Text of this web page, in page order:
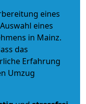
eines
eines
in Mainz.
das
Erfahrung
Umzug